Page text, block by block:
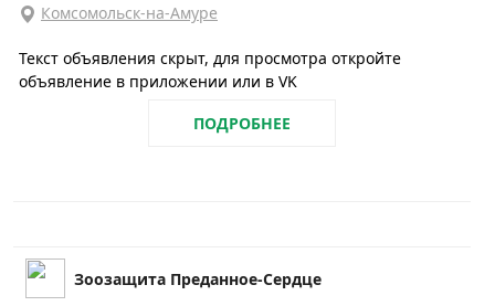
Комсомольск-на-Амуре
Текст объявления скрыт, для просмотра откройте
объявление в приложении или в VK
ПОДРОБНЕЕ
Зоозащита Преданное-Сердце